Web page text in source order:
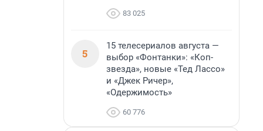
83 025
5
15 телесериалов августа —
выбор «Фонтанки»: «Коп-
звезда», новые «Тед Лассо»
и «Джек Ричер»,
«Одержимость»
60 776